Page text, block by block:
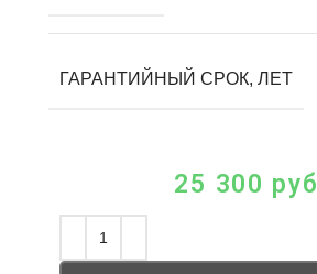
ГАРАНТИЙНЫЙ СРОК, ЛЕТ
25 300 руб